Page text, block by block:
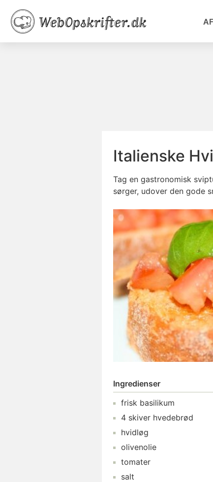
Italienske
Tag en gastronomisk
sørger, udover den gode
Ingredienser
frisk basilikum
4 skiver hvedebrød
hvidløg
olivenolie
tomater
salt